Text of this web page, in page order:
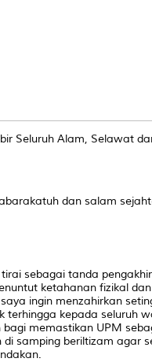
Seluruh Alam, Selawat
dan salam
sebagai tanda
ketahanan fizikal
ingin menzahirkan
terhingga kepada seluruh
memastikan UPM
samping beriltizam agar